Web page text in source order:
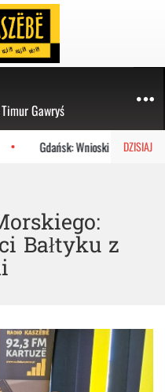
Gawryś
DZISIAJ
Gdańsk: Wnioski o bezpłatne
Bałtyku z